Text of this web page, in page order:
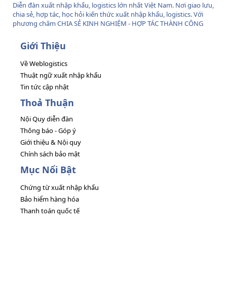
Diễn đàn xuất nhập khẩu, logistics lớn nhất Việt Nam. Nơi giao lưu,
chia sẻ, hợp tác, học hỏi kiến thức xuất nhập khẩu, logistics. Với
phương châm CHIA SẺ KINH NGHIỆM - HỢP TÁC THÀNH CÔNG
Giới Thiệu
Về Weblogistics
Thuật ngữ xuất nhập khẩu
Tin tức cập nhật
Thoả Thuận
Nội Quy diễn đàn
Thông báo - Góp ý
Giới thiệu & Nội quy
Chính sách bảo mật
Mục Nổi Bật
Chứng từ xuất nhập khẩu
Bảo hiểm hàng hóa
Thanh toán quốc tế